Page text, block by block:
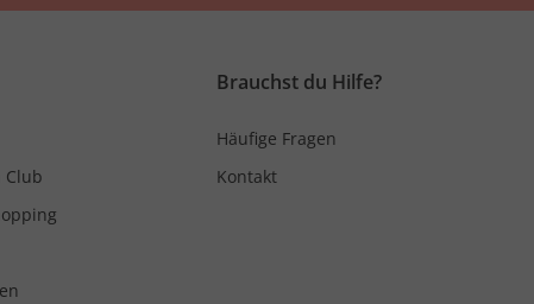
Club
Brauchst du Hilfe?
Häufige Fragen
Kontakt